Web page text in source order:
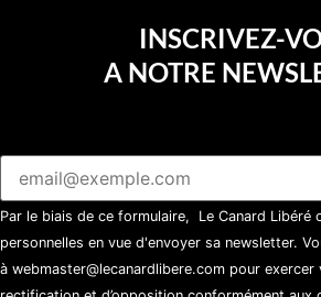
INSCRIVEZ-
A NOTRE
Par le biais de ce formulaire, Le Canard Libéré
personnelles en vue d'envoyer sa newsletter.
à webmaster@lecanardlibere.com pour exercer